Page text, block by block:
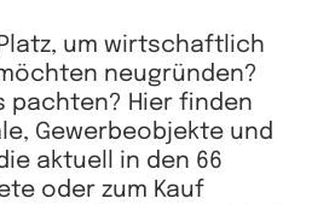
um wirtschaftlich
neugründen?
pachten? Hier finden
Gewerbeobjekte und
aktuell in den 66
oder zum Kauf